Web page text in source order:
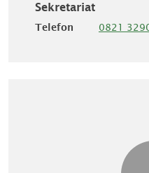
Sekretariat
Telefon 0821